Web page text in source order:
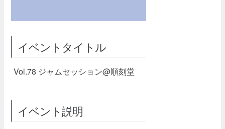
イベントタイトル
Vol.78 ジャムセッション@順刻堂
イベント説明